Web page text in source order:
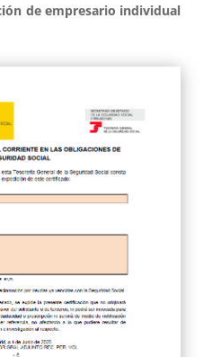
de empresario individual